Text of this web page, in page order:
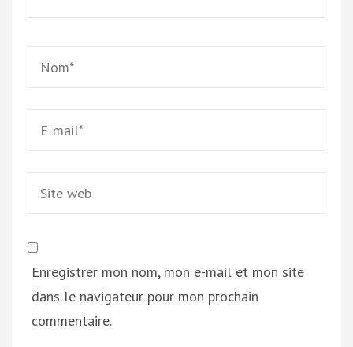
Enregistrer mon nom, mon e-mail et mon site
dans le navigateur pour mon prochain
commentaire.